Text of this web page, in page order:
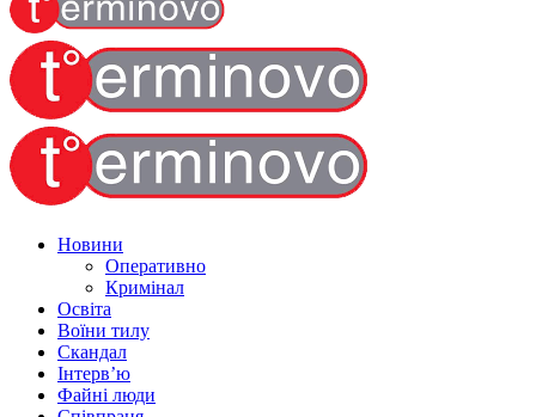
Новини
Оперативно
Кримінал
Освіта
Воїни тилу
Скандал
Інтерв’ю
Файні люди